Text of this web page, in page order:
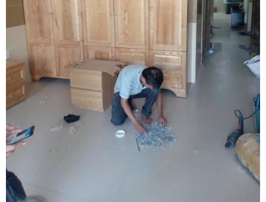
Vừa qua tôi có chuyển văn phòng từ 3/2 về đường Cộng
Hòa. Ban đầu tôi cũng đắn đo nhiều dịch vụ chuyển nhà
nhưng cuối cùng tôi quyết định chọn công ty Khôi
Nguyên. Tôi thật sự hài lòng. Cảm ơn quý công ty.
232/2 Cộng Hòa, P.13, Q. Tân Bình
Vợ chồng tôi vừa chuyển về nhà mới ở Chưng cư Thái An
về quận 2. Tôi được biết dịch vụ của Khôi Nguyên đã lâu
và đến nay đã sử dụng dịch vụ chuyển nhà này. Tôi xin